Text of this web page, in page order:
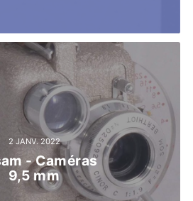
2 JANV. 2022
- Caméras
9,5 mm